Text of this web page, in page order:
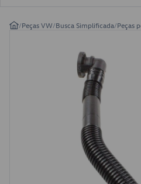
/Peças VW/Busca Simplificada/Peças